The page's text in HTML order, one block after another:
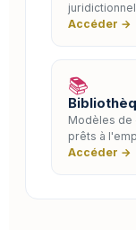
Accéder →
📚
Modèles de
prêts à
Accéder →